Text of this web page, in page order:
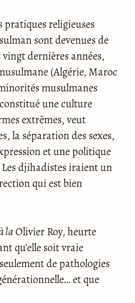
pratiques religieuses
sont devenues de
dernières années,
(Algérie, Maroc
musulmanes
une culture
extrêmes, veut
la séparation des sexes,
et une politique
djihadistes iraient un
qui est bien
laOlivier Roy, heurte
qu’elle soit vraie
de pathologies
et que